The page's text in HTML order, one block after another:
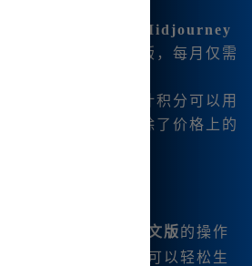
阅价格
Midjourney
阅费用远低于国际版，每月仅需
极高。
可以获得积分，累计积分可以用
画次数，这完全消除了价格上的
Mid😊journey中文版的操作
的绘图功能，我可以轻松生